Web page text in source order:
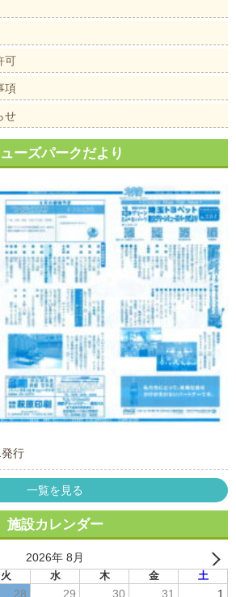
可
項
せ
ューズパークだより
行
一覧を見る
施設カレンダー
2026年 8月
火 水 木 金 土
28 29 30 31 1